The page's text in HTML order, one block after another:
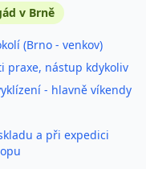
v Brně
(Brno - venkov)
praxe, nástup kdykoliv
- hlavně víkendy
a při expedici